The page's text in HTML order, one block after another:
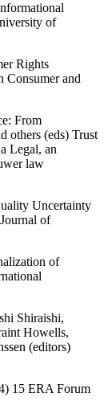
of
Rights
Consumer and
From
others (eds) Trust
Legal, an
law
Uncertainty
of
of
Shiraishi,
Howells,
(editors)
15 ERA Forum